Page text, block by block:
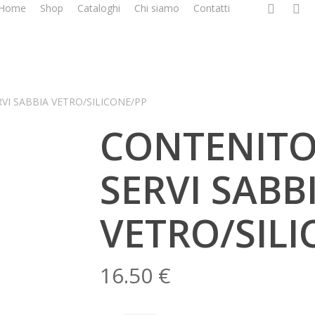
Home Shop Cataloghi Chi siamo Contatti facebookgoogle-
SABBIA VETRO/SILICONE/PP
SERVI
VETRO/
16.50 €